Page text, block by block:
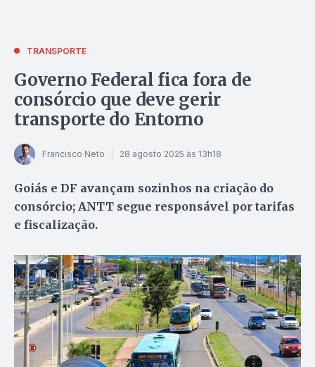
TRANSPORTE
Governo Federal fica fora de
consórcio que deve gerir
transporte do Entorno
Francisco Neto 28 agosto 2025 às 13h18
Goiás e DF avançam sozinhos na criação do
consórcio; ANTT segue responsável por tarifas
e fiscalização.